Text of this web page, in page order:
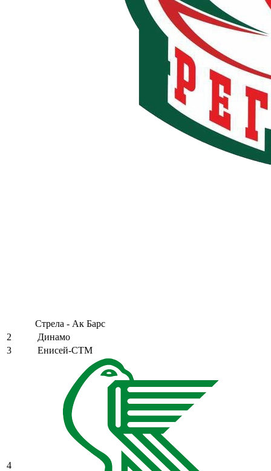
Стрела - Ак Барс
2
Динамо
3
Енисей-СТМ
4